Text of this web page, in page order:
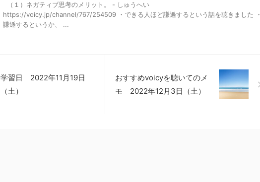
（１）ネガティブ思考のメリット。 - しゅうへい
https://voicy.jp/channel/767/254509 ・できる人ほど謙遜するという話を聴きました ・
謙遜するというか、 ...
学習日 2022年11月19日
（土）
おすすめvoicyを聴いてのメ
モ 2022年12月3日（土）